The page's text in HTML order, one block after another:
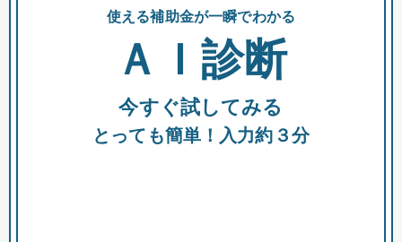
全国の検索結果を含めて表示
助成金 融資 出資
使える補助金が一瞬でわかる
ＡＩ診断
今すぐ試してみる
とっても簡単！入力約３分